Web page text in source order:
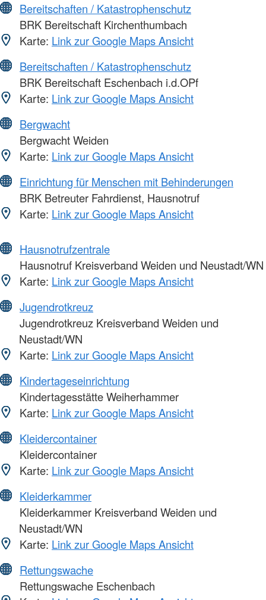
Bereitschaften / Katastrophenschutz
BRK Bereitschaft Kirchenthumbach
Karte: Link zur Google Maps Ansicht
Bereitschaften / Katastrophenschutz
BRK Bereitschaft Eschenbach i.d.OPf
Karte: Link zur Google Maps Ansicht
Bergwacht
Bergwacht Weiden
Karte: Link zur Google Maps Ansicht
Einrichtung für Menschen mit Behinderungen
BRK Betreuter Fahrdienst, Hausnotruf
Karte: Link zur Google Maps Ansicht
Hausnotrufzentrale
Hausnotruf Kreisverband Weiden und Neustadt/WN
Karte: Link zur Google Maps Ansicht
Jugendrotkreuz
Jugendrotkreuz Kreisverband Weiden und
Neustadt/WN
Karte: Link zur Google Maps Ansicht
Kindertageseinrichtung
Kindertagesstätte Weiherhammer
Karte: Link zur Google Maps Ansicht
Kleidercontainer
Kleidercontainer
Karte: Link zur Google Maps Ansicht
Kleiderkammer
Kleiderkammer Kreisverband Weiden und
Neustadt/WN
Karte: Link zur Google Maps Ansicht
Rettungswache
Rettungswache Eschenbach